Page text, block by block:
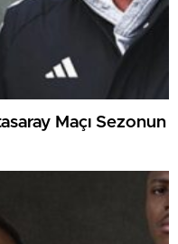
Maçı Sezonun